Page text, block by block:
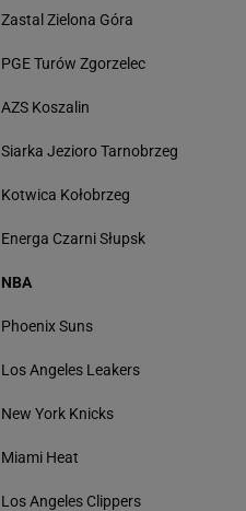
Zastal Zielona Góra
PGE Turów Zgorzelec
AZS Koszalin
Siarka Jezioro Tarnobrzeg
Kotwica Kołobrzeg
Energa Czarni Słupsk
NBA
Phoenix Suns
Los Angeles Leakers
New York Knicks
Miami Heat
Los Angeles Clippers